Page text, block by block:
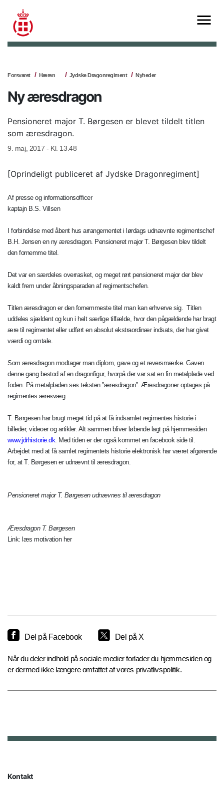
Forsvaret Hæren Jydske Dragonregiment Nyheder
Ny æresdragon
Pensioneret major T. Børgesen er blevet tildelt titlen
som æresdragon.
9. maj, 2017 - Kl. 13.48
[Oprindeligt publiceret af Jydske Dragonregiment]
Af presse og informationsofficer
kaptajn B.S. Villsen
I forbindelse med åbent hus arrangementet i lørdags udnævnte regimentschef
B.H. Jensen en ny æresdragon. Pensioneret major T. Børgesen blev tildelt
den fornemme titel.
Det var en særdeles overrasket, og meget rørt pensioneret major der blev
kaldt frem under åbningsparaden af regimentschefen.
Titlen æresdragon er den fornemmeste titel man kan erhverve sig. Titlen
uddeles sjældent og kun i helt særlige tilfælde, hvor den pågældende har bragt
ære til regimentet eller udført en absolut ekstraordinær indsats, der har givet
værdi og omtale.
Som æresdragon modtager man diplom, gave og et reversmærke. Gaven
denne gang bestod af en dragonfigur, hvorpå der var sat en fin metalplade ved
foden. På metalpladen ses teksten ”æresdragon”. Æresdragoner optages på
regimentes æresvæg.
T. Børgesen har brugt meget tid på at få indsamlet regimentes historie i
billeder, videoer og artikler. Alt sammen bliver løbende lagt på hjemmesiden
www.jdrhistorie.dk. Med tiden er der også kommet en facebook side til.
Arbejdet med at få samlet regimentets historie elektronisk har været afgørende
for, at T. Børgesen er udnævnt til æresdragon.
Pensioneret major T. Børgesen udnævnes til æresdragon
Æresdragon T. Børgesen
Link: læs motivation her
Del på Facebook Del på X
Når du deler indhold på sociale medier forlader du hjemmesiden og
er dermed ikke længere omfattet af vores privatlivspolitik.
Kontakt